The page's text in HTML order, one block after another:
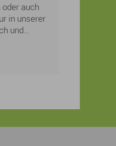
auch
in unserer
und
Sie